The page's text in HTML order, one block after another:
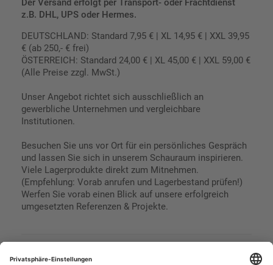
Der Versand erfolgt per Transport- oder Frachtdienst
z.B. DHL, UPS oder Hermes.
DEUTSCHLAND: Standard 7,95 € | XL 14,95 € | XXL 39,95
€ (ab 250,- € frei)
ÖSTERREICH: Standard 24,00 € | XL 45,00 € | XXL 59,00 €
(Alle Preise zzgl. MwSt.)
Unser Angebot richtet sich ausschließlich an
gewerbliche Unternehmen und vergleichbare
Institutionen.
Besuchen Sie uns vor Ort für ein persönliches Gespräch
und lassen Sie sich in unserem Schauraum inspirieren.
Viele Lagerprodukte direkt zum Mitnehmen.
(Empfehlung: Vorab anrufen und Lagerbestand prüfen!)
Werfen Sie vorab einen Blick auf unsere erfolgreich
umgesetzten Referenzen & Projekte.
Impressum